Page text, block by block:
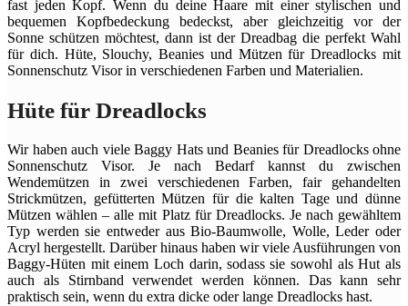
fast jeden Kopf. Wenn du deine Haare mit einer stylischen und
bequemen Kopfbedeckung bedeckst, aber gleichzeitig vor der
Sonne schützen möchtest, dann ist der Dreadbag die perfekt Wahl
für dich. Hüte, Slouchy, Beanies und Mützen für Dreadlocks mit
Sonnenschutz Visor in verschiedenen Farben und Materialien.
Hüte für Dreadlocks
Wir haben auch viele Baggy Hats und Beanies für Dreadlocks ohne
Sonnenschutz Visor. Je nach Bedarf kannst du zwischen
Wendemützen in zwei verschiedenen Farben, fair gehandelten
Strickmützen, gefütterten Mützen für die kalten Tage und dünne
Mützen wählen – alle mit Platz für Dreadlocks. Je nach gewähltem
Typ werden sie entweder aus Bio-Baumwolle, Wolle, Leder oder
Acryl hergestellt. Darüber hinaus haben wir viele Ausführungen von
Baggy-Hüten mit einem Loch darin, sodass sie sowohl als Hut als
auch als Stirnband verwendet werden können. Das kann sehr
praktisch sein, wenn du extra dicke oder lange Dreadlocks hast.